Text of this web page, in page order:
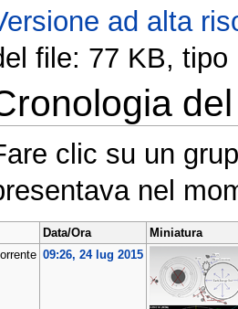
ad alta
file: 77 KB,
clic su un
nel
Data/Ora
Miniatura
09:26, 24 lug 2015